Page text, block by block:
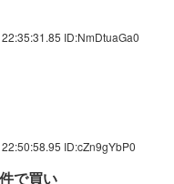
ID:NmDtuaGa0
ID:cZn9gYbP0
で買い